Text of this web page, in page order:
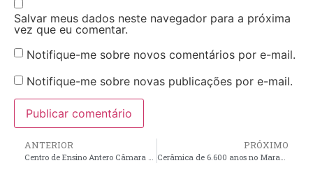
Salvar meus dados neste navegador para a próxima
vez que eu comentar.
Notifique-me sobre novos comentários por e-mail.
Notifique-me sobre novas publicações por e-mail.
ANTERIOR PRÓXIMO